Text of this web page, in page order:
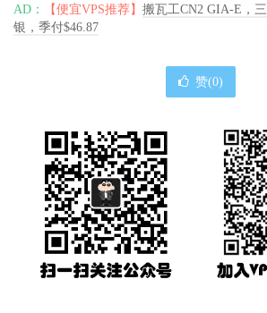
AD： 【便宜VPS推荐】 搬瓦工CN2 GIA-E，
银，季付$46.87
赞(0)